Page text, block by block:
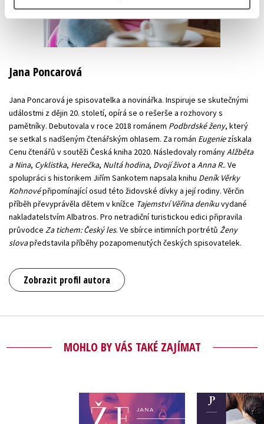
Jana Poncarová
Jana Poncarová je spisovatelka a novinářka. Inspiruje se skutečnými
událostmi z dějin 20. století, opírá se o rešerše a rozhovory s
pamětníky. Debutovala v roce 2018 románem Podbrdské ženy, který
se setkal s nadšeným čtenářským ohlasem. Za román Eugeniezískala
Cenu čtenářů v soutěži Česká kniha 2020. Následovaly rományAlžběta
a Nina, Cyklistka, Herečka, Nultá hodina, Dvojí života Anna R.. Ve
spolupráci s historikem Jiřím Sankotem napsala knihu Deník Věrky
Kohnovépřipomínající osud této židovské dívky a její rodiny. Věrčin
příběh převyprávěla dětem v knížce Tajemství Věřina deníkuvydané
nakladatelstvím Albatros. Pro netradiční turistickou edici připravila
průvodce Za tichem: Český les. Ve sbírce intimních portrétů Ženy
slovapředstavila příběhy pozapomenutých českých spisovatelek.
Zobrazit profil autora
MOHLO BY VÁS TAKÉ ZAJÍMAT
Ženy slova
Anna R.